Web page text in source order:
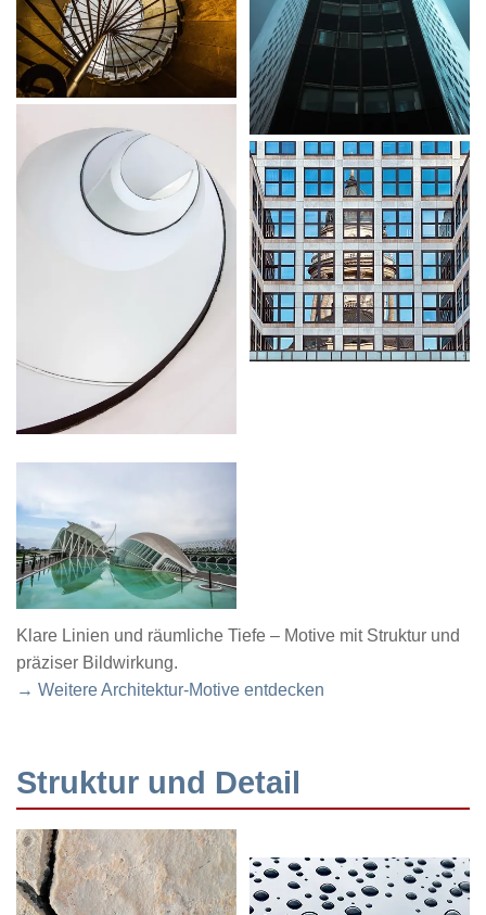
Klare Linien und räumliche Tiefe – Motive mit Struktur und
präziser Bildwirkung.
→ Weitere Architektur-Motive entdecken
Struktur und Detail